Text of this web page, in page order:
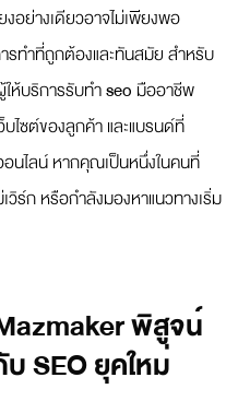
งอย่างเดียวอาจไม่เพียงพอ
ทำที่ถูกต้องและทันสมัย สำหรับ
ห้บริการรับทำseo มืออาชีพ
ไซต์ของลูกค้า และแบรนด์ที่
อนไลน์ หากคุณเป็นหนึ่งในคนที่
วิร์ก หรือกำลังมองหาแนวทางเริ่ม
พิสูจน์
SEO ยุคใหม่